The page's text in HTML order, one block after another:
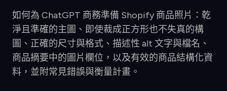
如何為 ChatGPT 商務準備 Shopify 商品照片：乾
淨且準確的主圖、即使裁成正方形也不失真的構
圖、正確的尺寸與格式、描述性 alt 文字與檔名、
商品摘要中的圖片欄位，以及有效的商品結構化資
料，並附常見錯誤與衡量計畫。